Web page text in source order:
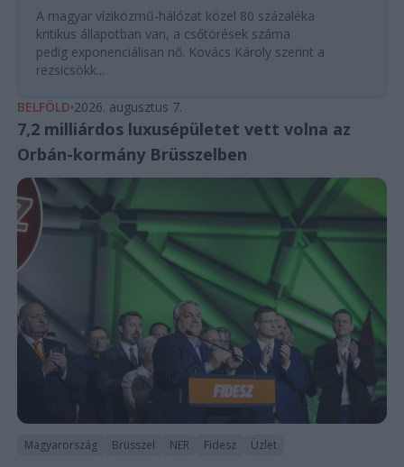
A magyar víziközmű-hálózat közel 80 százaléka
kritikus állapotban van, a csőtörések száma
pedig exponenciálisan nő. Kovács Károly szerint a
rezsicsökk...
BELFÖLD 2026. augusztus 7.
7,2 milliárdos luxusépületet vett volna az
Orbán-kormány Brüsszelben
Magyarország Brüsszel NER Fidesz Üzlet